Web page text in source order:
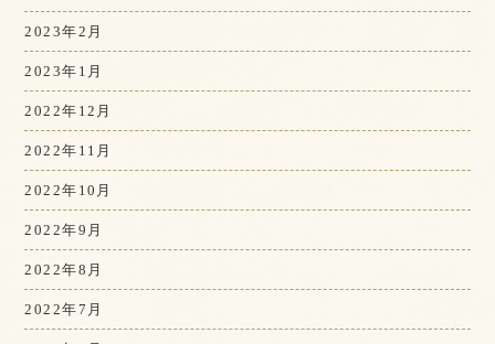
2023年2月
2023年1月
2022年12月
2022年11月
2022年10月
2022年9月
2022年8月
2022年7月